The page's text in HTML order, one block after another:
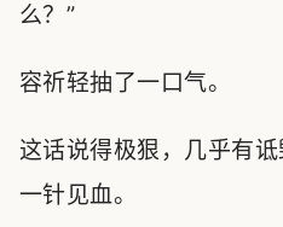
么？”
容祈轻抽了一口气。
这话说得极狠，几乎有
一针见血。